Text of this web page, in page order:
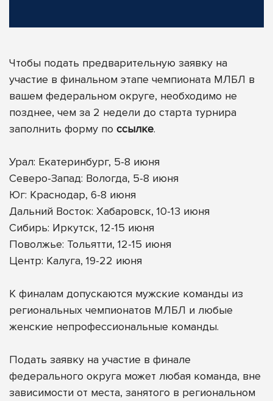
Чтобы подать предварительную заявку на
участие в финальном этапе чемпионата МЛБЛ в
вашем федеральном округе, необходимо не
позднее, чем за 2 недели до старта турнира
заполнить форму по ссылке.
Урал: Екатеринбург, 5-8 июня
Северо-Запад: Вологда, 5-8 июня
Юг: Краснодар, 6-8 июня
Дальний Восток: Хабаровск, 10-13 июня
Сибирь: Иркутск, 12-15 июня
Поволжье: Тольятти, 12-15 июня
Центр: Калуга, 19-22 июня
К финалам допускаются мужские команды из
региональных чемпионатов МЛБЛ и любые
женские непрофессиональные команды.
Подать заявку на участие в финале
федерального округа может любая команда, вне
зависимости от места, занятого в региональном